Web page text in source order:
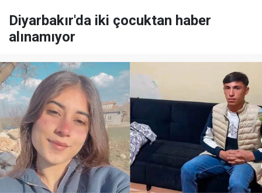
Diyarbakır'da iki çocuktan haber
alınamıyor